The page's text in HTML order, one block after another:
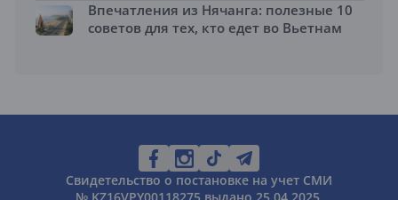
Впечатления из Нячанга: полезные 10
советов для тех, кто едет во Вьетнам
Свидетельство о постановке на учет СМИ